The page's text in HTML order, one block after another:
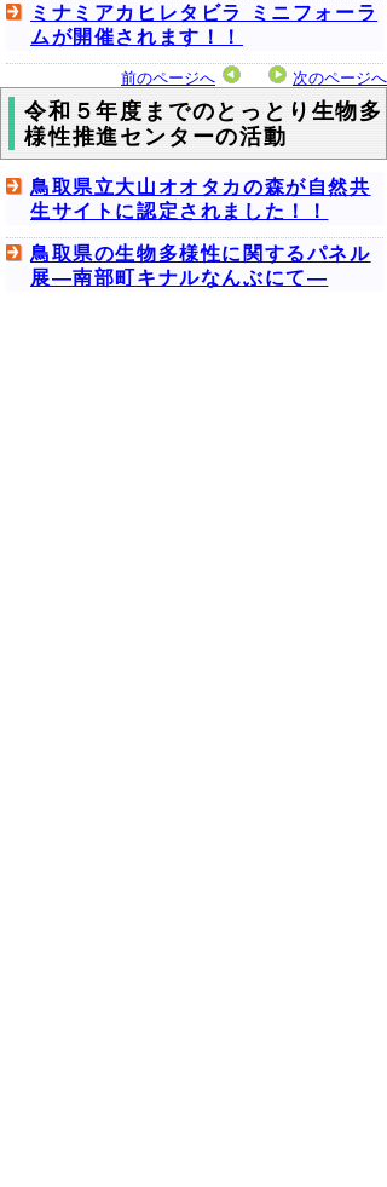
ミナミアカヒレタビラ ミニフォーラ
ムが開催されます！！
前のページへ 次のページへ
令和５年度までのとっとり生物多
様性推進センターの活動
鳥取県立大山オオタカの森が自然共
生サイトに認定されました！！
鳥取県の生物多様性に関するパネル
展―南部町キナルなんぶにて―